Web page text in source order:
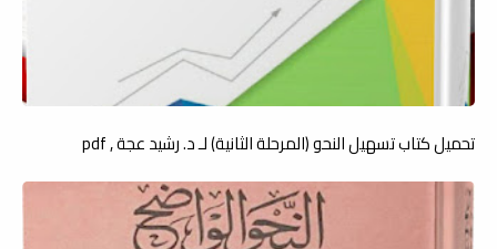
تحميل كتاب تسهيل النحو (المرحلة الثانية) لـ د. رشيد عجة , pdf